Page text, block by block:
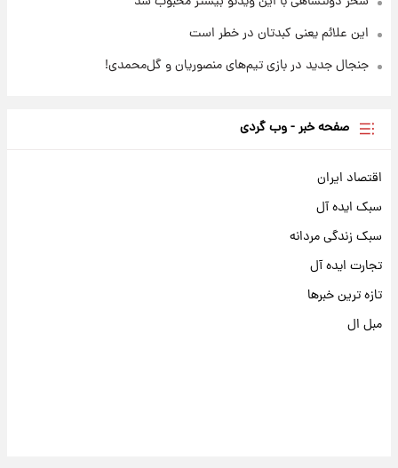
این علائم یعنی کبدتان در خطر است
جنجال جدید در بازی تیم‌های منصوریان و گل‌محمدی!
صفحه خبر - وب گردی
اقتصاد ایران
سبک ایده آل
سبک زندگی مردانه
تجارت ایده آل
تازه ترین خبرها
مبل ال